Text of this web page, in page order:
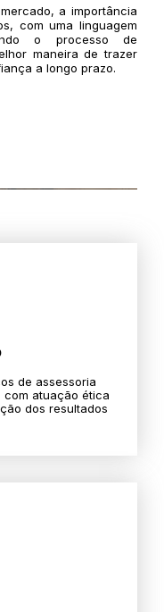
a importância
com uma linguagem
o processo de
maneira de trazer
a longo prazo.
de assessoria
com atuação ética
dos resultados